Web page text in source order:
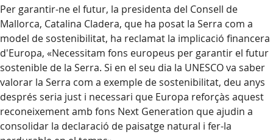
Per garantir-ne el futur, la presidenta del Consell de
Mallorca, Catalina Cladera, que ha posat la Serra com a
model de sostenibilitat, ha reclamat la implicació financera
d'Europa, «Necessitam fons europeus per garantir el futur
sostenible de la Serra. Si en el seu dia la UNESCO va saber
valorar la Serra com a exemple de sostenibilitat, deu anys
després seria just i necessari que Europa reforçàs aquest
reconeixement amb fons Next Generation que ajudin a
consolidar la declaració de paisatge natural i fer-la